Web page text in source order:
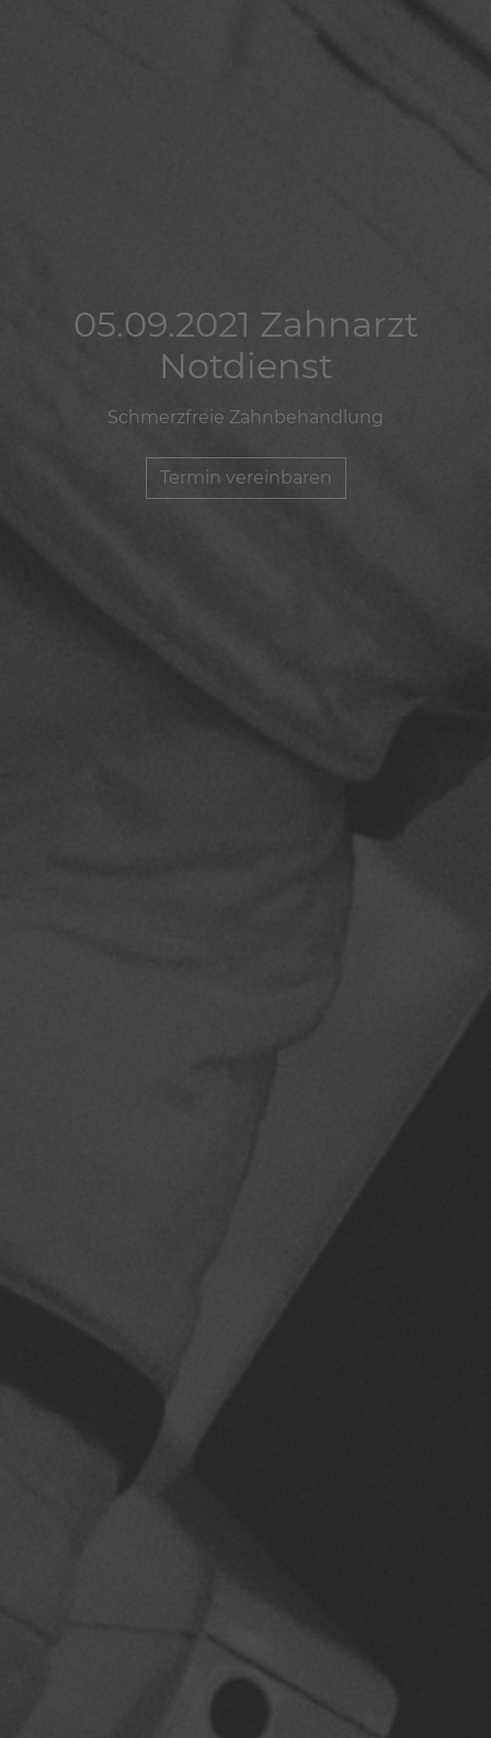
05.09.2021 Zahnarzt
Notdienst
Schmerzfreie Zahnbehandlung
Termin vereinbaren
05.09.2021 Zahnarzt
Notdienst
Schmerzfreie Zahnbehandlung
Termin vereinbaren
05.09.2021 Zahnarzt
Notdienst
Schmerzfreie Zahnbehandlung
Termin vereinbaren